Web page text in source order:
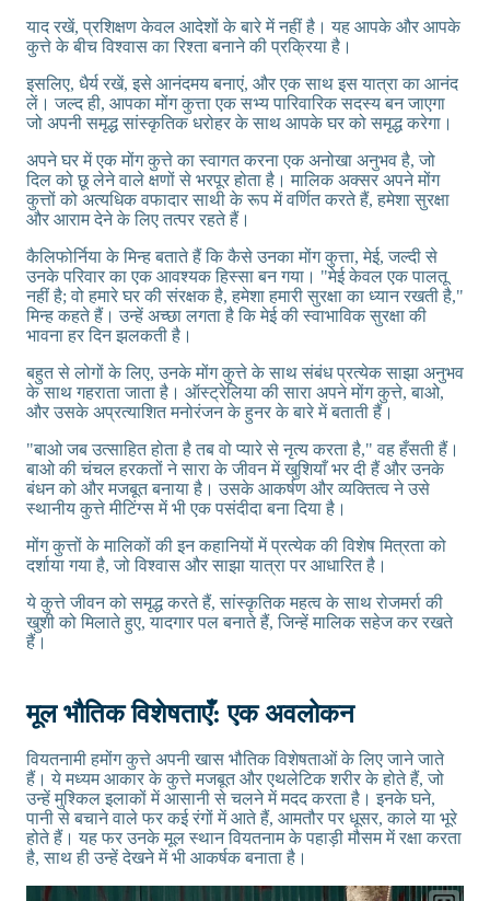
याद रखें, प्रशिक्षण केवल आदेशों के बारे में नहीं है। यह आपके और आपके
कुत्ते के बीच विश्वास का रिश्ता बनाने की प्रक्रिया है।
इसलिए, धैर्य रखें, इसे आनंदमय बनाएं, और एक साथ इस यात्रा का आनंद
लें। जल्द ही, आपका मोंग कुत्ता एक सभ्य पारिवारिक सदस्य बन जाएगा
जो अपनी समृद्ध सांस्कृतिक धरोहर के साथ आपके घर को समृद्ध करेगा।
अपने घर में एक मोंग कुत्ते का स्वागत करना एक अनोखा अनुभव है, जो
दिल को छू लेने वाले क्षणों से भरपूर होता है। मालिक अक्सर अपने मोंग
कुत्तों को अत्यधिक वफादार साथी के रूप में वर्णित करते हैं, हमेशा सुरक्षा
और आराम देने के लिए तत्पर रहते हैं।
कैलिफोर्निया के मिन्ह बताते हैं कि कैसे उनका मोंग कुत्ता, मेई, जल्दी से
उनके परिवार का एक आवश्यक हिस्सा बन गया। "मेई केवल एक पालतू
नहीं है; वो हमारे घर की संरक्षक है, हमेशा हमारी सुरक्षा का ध्यान रखती है,"
मिन्ह कहते हैं। उन्हें अच्छा लगता है कि मेई की स्वाभाविक सुरक्षा की
भावना हर दिन झलकती है।
बहुत से लोगों के लिए, उनके मोंग कुत्ते के साथ संबंध प्रत्येक साझा अनुभव
के साथ गहराता जाता है। ऑस्ट्रेलिया की सारा अपने मोंग कुत्ते, बाओ,
और उसके अप्रत्याशित मनोरंजन के हुनर के बारे में बताती हैं।
"बाओ जब उत्साहित होता है तब वो प्यारे से नृत्य करता है," वह हँसती हैं।
बाओ की चंचल हरकतों ने सारा के जीवन में खुशियाँ भर दी हैं और उनके
बंधन को और मजबूत बनाया है। उसके आकर्षण और व्यक्तित्व ने उसे
स्थानीय कुत्ते मीटिंग्स में भी एक पसंदीदा बना दिया है।
मोंग कुत्तों के मालिकों की इन कहानियों में प्रत्येक की विशेष मित्रता को
दर्शाया गया है, जो विश्वास और साझा यात्रा पर आधारित है।
ये कुत्ते जीवन को समृद्ध करते हैं, सांस्कृतिक महत्व के साथ रोजमर्रा की
खुशी को मिलाते हुए, यादगार पल बनाते हैं, जिन्हें मालिक सहेज कर रखते
हैं।
मूल भौतिक विशेषताएँ: एक अवलोकन
वियतनामी हमोंग कुत्ते अपनी खास भौतिक विशेषताओं के लिए जाने जाते
हैं। ये मध्यम आकार के कुत्ते मजबूत और एथलेटिक शरीर के होते हैं, जो
उन्हें मुश्किल इलाकों में आसानी से चलने में मदद करता है। इनके घने,
पानी से बचाने वाले फर कई रंगों में आते हैं, आमतौर पर धूसर, काले या भूरे
होते हैं। यह फर उनके मूल स्थान वियतनाम के पहाड़ी मौसम में रक्षा करता
है, साथ ही उन्हें देखने में भी आकर्षक बनाता है।